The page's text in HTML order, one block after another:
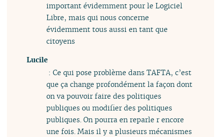
important évidemment pour le Logiciel
Libre, mais qui nous concerne
évidemment tous aussi en tant que
citoyens
Lucile
: Ce qui pose problème dans TAFTA, c’est
que ça change profondément la façon dont
on va pouvoir faire des politiques
publiques ou modifier des politiques
publiques. On pourra en reparle r encore
une fois. Mais il y a plusieurs mécanismes